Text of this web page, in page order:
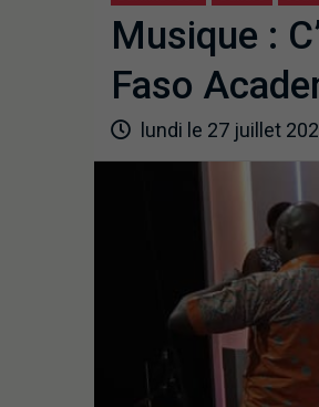
Musique :
Faso
lundi le 27 juillet